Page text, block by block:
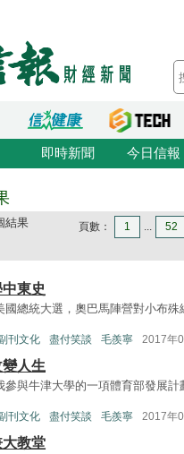
即時新聞 今日信報
結果 頁數： 1 ... 52
東史
國總統大選，奧巴馬陣營對小布
刊文化 盡付笑談 毛羨寧 2017年
人生
參與牛津大學的一項體育部發展
刊文化 盡付笑談 毛羨寧 2017年
教堂